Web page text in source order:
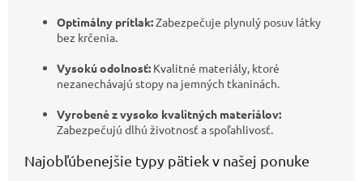
Optimálny prítlak:Zabezpečuje plynulý posuv látky
bez krčenia.
Vysokú odolnosť: Kvalitné materiály, ktoré
nezanechávajú stopy na jemných tkaninách.
Vyrobené z vysoko kvalitných materiálov:
Zabezpečujú dlhú životnosť a spoľahlivosť.
Najobľúbenejšie typy pätiek v našej ponuke